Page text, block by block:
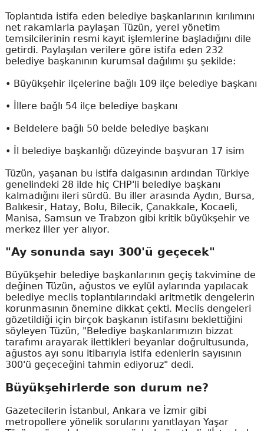
Toplantıda istifa eden belediye başkanlarının kırılımını
net rakamlarla paylaşan Tüzün, yerel yönetim
temsilcilerinin resmi kayıt işlemlerine başladığını dile
getirdi. Paylaşılan verilere göre istifa eden 232
belediye başkanının kurumsal dağılımı şu şekilde:
• Büyükşehir ilçelerine bağlı 109 ilçe belediye başkanı
• İllere bağlı 54 ilçe belediye başkanı
• Beldelere bağlı 50 belde belediye başkanı
• İl belediye başkanlığı düzeyinde başvuran 17 isim
Tüzün, yaşanan bu istifa dalgasının ardından Türkiye
genelindeki 28 ilde hiç CHP'li belediye başkanı
kalmadığını ileri sürdü. Bu iller arasında Aydın, Bursa,
Balıkesir, Hatay, Bolu, Bilecik, Çanakkale, Kocaeli,
Manisa, Samsun ve Trabzon gibi kritik büyükşehir ve
merkez iller yer alıyor.
"Ay sonunda sayı 300'ü geçecek"
Büyükşehir belediye başkanlarının geçiş takvimine de
değinen Tüzün, ağustos ve eylül aylarında yapılacak
belediye meclis toplantılarındaki aritmetik dengelerin
korunmasının önemine dikkat çekti. Meclis dengeleri
gözetildiği için birçok başkanın istifasını beklettiğini
söyleyen Tüzün, "Belediye başkanlarımızın bizzat
tarafımı arayarak ilettikleri beyanlar doğrultusunda,
ağustos ayı sonu itibarıyla istifa edenlerin sayısının
300'ü geçeceğini tahmin ediyoruz" dedi.
Büyükşehirlerde son durum ne?
Gazetecilerin İstanbul, Ankara ve İzmir gibi
metropollere yönelik sorularını yanıtlayan Yaşar